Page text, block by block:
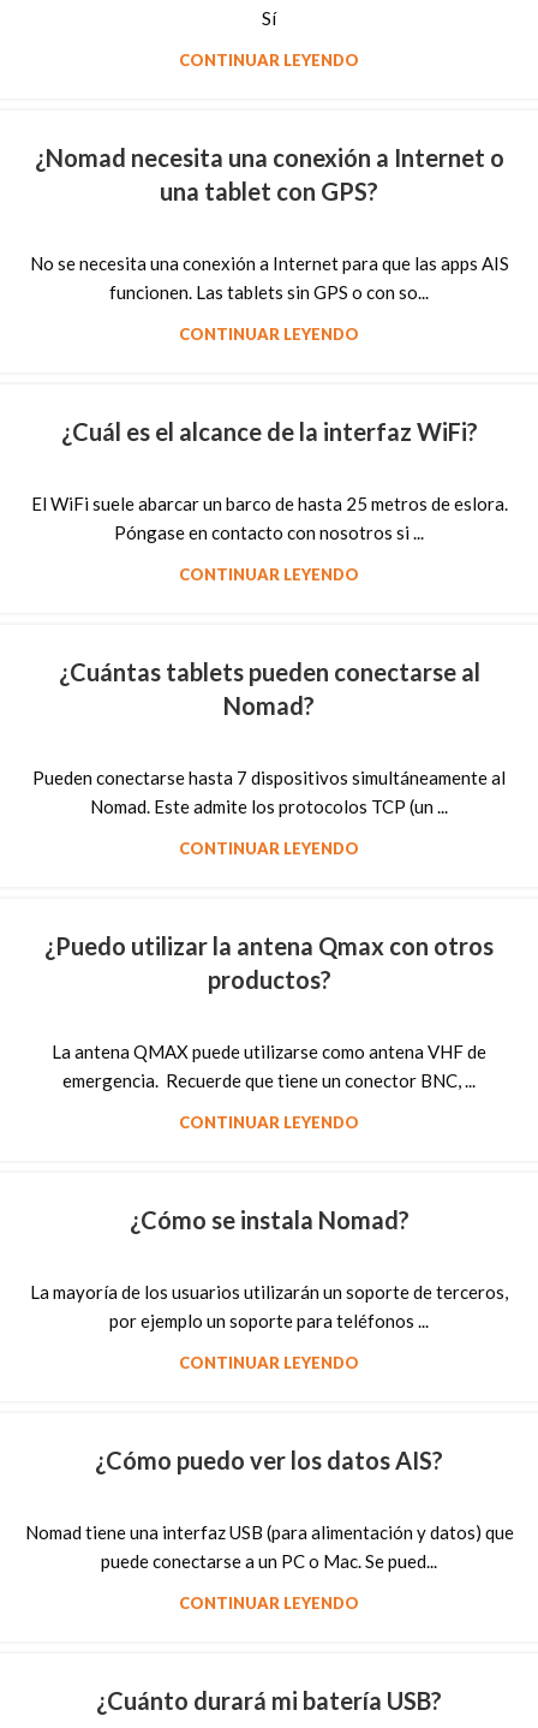
Sí
CONTINUAR LEYENDO
¿Nomad necesita una conexión a Internet o
una tablet con GPS?
No se necesita una conexión a Internet para que las apps AIS
funcionen. Las tablets sin GPS o con so...
CONTINUAR LEYENDO
¿Cuál es el alcance de la interfaz WiFi?
El WiFi suele abarcar un barco de hasta 25 metros de eslora.
Póngase en contacto con nosotros si ...
CONTINUAR LEYENDO
¿Cuántas tablets pueden conectarse al
Nomad?
Pueden conectarse hasta 7 dispositivos simultáneamente al
Nomad. Este admite los protocolos TCP (un ...
CONTINUAR LEYENDO
¿Puedo utilizar la antena Qmax con otros
productos?
La antena QMAX puede utilizarse como antena VHF de
emergencia. Recuerde que tiene un conector BNC, ...
CONTINUAR LEYENDO
¿Cómo se instala Nomad?
La mayoría de los usuarios utilizarán un soporte de terceros,
por ejemplo un soporte para teléfonos ...
CONTINUAR LEYENDO
¿Cómo puedo ver los datos AIS?
Nomad tiene una interfaz USB (para alimentación y datos) que
puede conectarse a un PC o Mac. Se pued...
CONTINUAR LEYENDO
¿Cuánto durará mi batería USB?